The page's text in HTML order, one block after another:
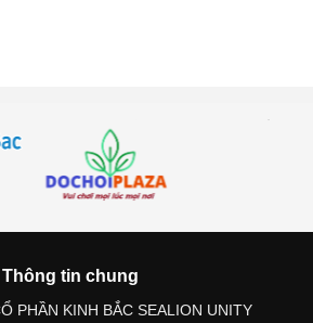
Thông tin chung
PHẦN KINH BẮC SEALION UNITY